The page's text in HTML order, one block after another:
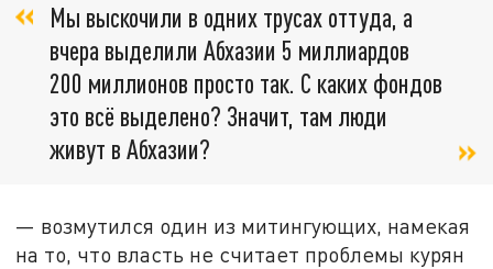
Мы выскочили в одних трусах оттуда, а
вчера выделили Абхазии 5 миллиардов
200 миллионов просто так. С каких фондов
это всё выделено? Значит, там люди
живут в Абхазии?
— возмутился один из митингующих, намекая
на то, что власть не считает проблемы курян